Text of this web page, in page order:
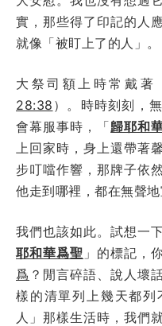
實，那些得了印記的人
就像「被盯上了的人」。
大祭司額上時常戴著
28:38 ）。時時刻刻，
會幕服事時，「歸耶和
上回家時，身上還帶著
步叮噹作響，那牌子依
他走到哪裡，都在無聲地
我們也該如此。試想一
耶和華爲聖 」的標記，
爲 ？閒言碎語、說人
樣的清單列上幾天都列
人」那樣生活時，我們